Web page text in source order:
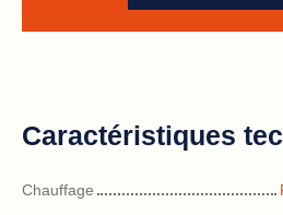
Caractéristiques
Chauffage